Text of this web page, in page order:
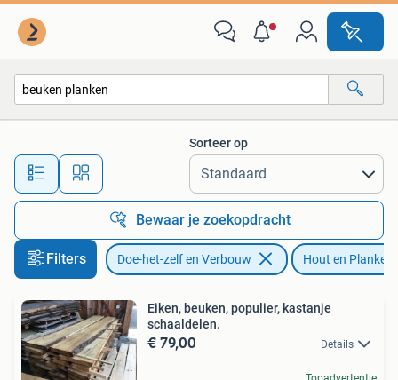
Alle afstanden…
Sorteer op
Bewaar je zoekopdracht
Filters Doe-het-zelf en Verbouw Hout en Planken
Eiken, beuken, populier, kastanje
schaaldelen.
€ 79,00 Details